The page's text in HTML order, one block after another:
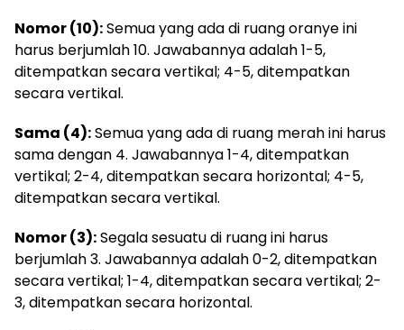
Nomor (10):Semua yang ada di ruang oranye ini
harus berjumlah 10. Jawabannya adalah 1-5,
ditempatkan secara vertikal; 4-5, ditempatkan
secara vertikal.
Sama (4):Semua yang ada di ruang merah ini harus
sama dengan 4. Jawabannya 1-4, ditempatkan
vertikal; 2-4, ditempatkan secara horizontal; 4-5,
ditempatkan secara vertikal.
Nomor (3):Segala sesuatu di ruang ini harus
berjumlah 3. Jawabannya adalah 0-2, ditempatkan
secara vertikal; 1-4, ditempatkan secara vertikal; 2-
3, ditempatkan secara horizontal.